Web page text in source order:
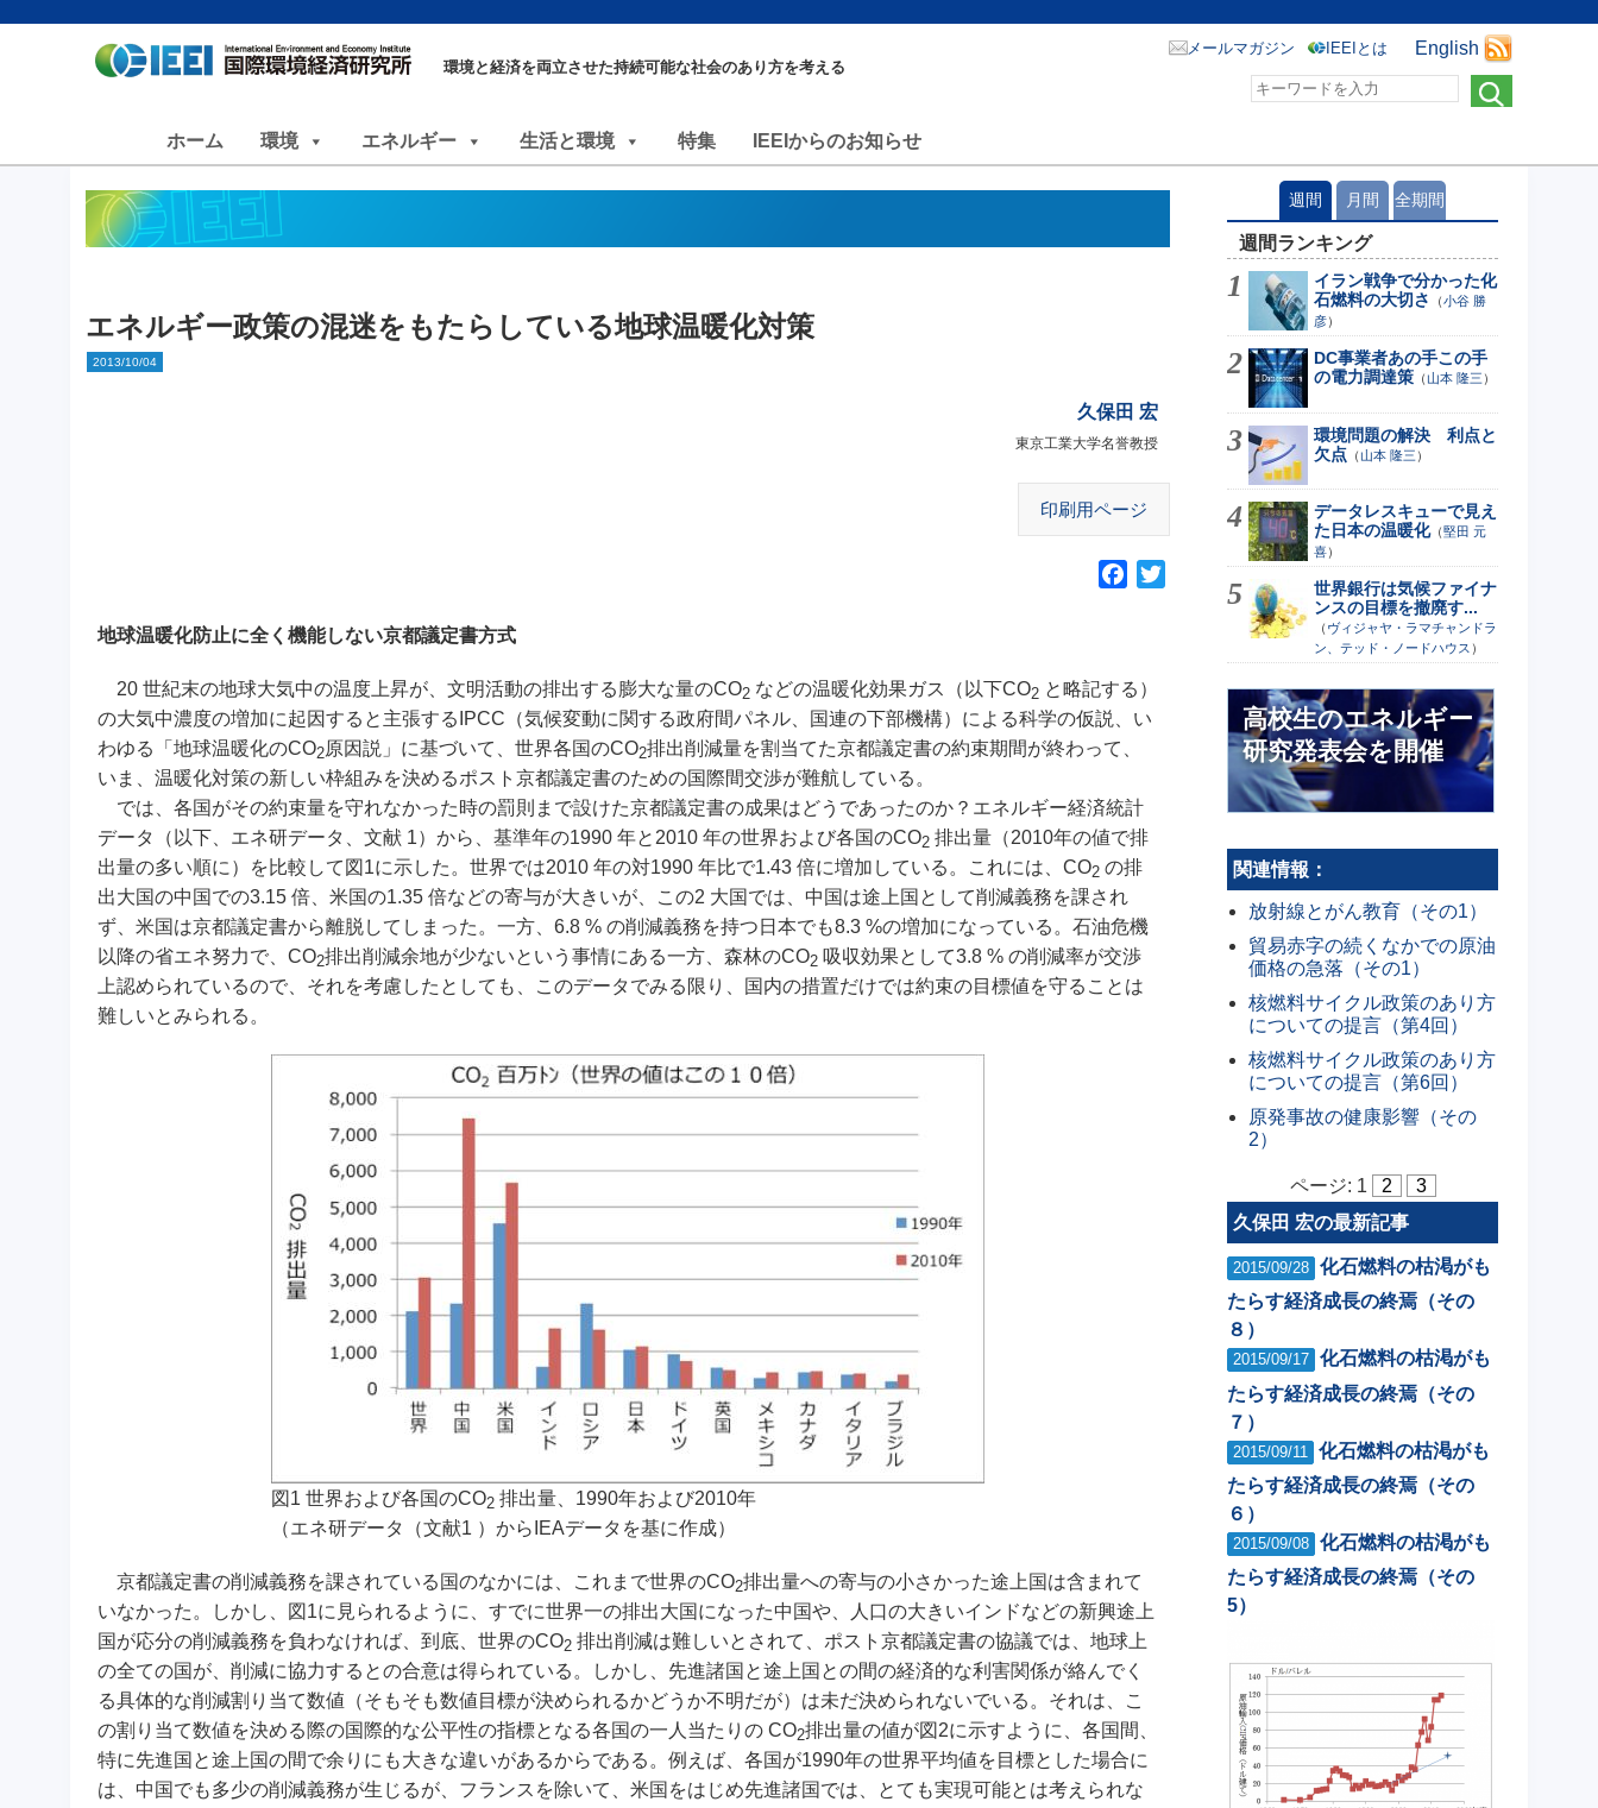
環境と経済を両立させた持続可能な社会のあり方を考える
English
メールマガジン IEEIとは
ホーム 環境 エネルギー 生活と環境 特集 IEEIからのお知らせ
エネルギー政策の混迷をもたらしている地球温暖化対策
2013/10/04
久保田 宏
東京工業大学名誉教授
印刷用ページ
b
o
地球温暖化防止に全く機能しない京都議定書方式
20 世紀末の地球大気中の温度上昇が、文明活動の排出する膨大な量のCO2 などの温暖化効果ガス（以下CO2 と略記する）
の大気中濃度の増加に起因すると主張するIPCC（気候変動に関する政府間パネル、国連の下部機構）による科学の仮説、い
わゆる「地球温暖化のCO2原因説」に基づいて、世界各国のCO2排出削減量を割当てた京都議定書の約束期間が終わって、
いま、温暖化対策の新しい枠組みを決めるポスト京都議定書のための国際間交渉が難航している。
では、各国がその約束量を守れなかった時の罰則まで設けた京都議定書の成果はどうであったのか？エネルギー経済統計
データ（以下、エネ研データ、文献 1）から、基準年の1990 年と2010 年の世界および各国のCO2 排出量（2010年の値で排
出量の多い順に）を比較して図1に示した。世界では2010 年の対1990 年比で1.43 倍に増加している。これには、CO2 の排
出大国の中国での3.15 倍、米国の1.35 倍などの寄与が大きいが、この2 大国では、中国は途上国として削減義務を課され
ず、米国は京都議定書から離脱してしまった。一方、6.8 % の削減義務を持つ日本でも8.3 %の増加になっている。石油危機
以降の省エネ努力で、CO2排出削減余地が少ないという事情にある一方、森林のCO2 吸収効果として3.8 % の削減率が交渉
上認められているので、それを考慮したとしても、このデータでみる限り、国内の措置だけでは約束の目標値を守ることは
難しいとみられる。
図1 世界および各国のCO2 排出量、1990年および2010年
（エネ研データ（文献1 ）からIEAデータを基に作成）
京都議定書の削減義務を課されている国のなかには、これまで世界のCO2排出量への寄与の小さかった途上国は含まれて
いなかった。しかし、図1に見られるように、すでに世界一の排出大国になった中国や、人口の大きいインドなどの新興途上
国が応分の削減義務を負わなければ、到底、世界のCO2 排出削減は難しいとされて、ポスト京都議定書の協議では、地球上
の全ての国が、削減に協力するとの合意は得られている。しかし、先進諸国と途上国との間の経済的な利害関係が絡んでく
る具体的な削減割り当て数値（そもそも数値目標が決められるかどうか不明だが）は未だ決められないでいる。それは、こ
の割り当て数値を決める際の国際的な公平性の指標となる各国の一人当たりの CO2排出量の値が図2に示すように、各国間、
特に先進国と途上国の間で余りにも大きな違いがあるからである。例えば、各国が1990年の世界平均値を目標とした場合に
は、中国でも多少の削減義務が生じるが、フランスを除いて、米国をはじめ先進諸国では、とても実現可能とは考えられな
週間 月間 全期間
週間ランキング
イラン戦争で分かった化
石燃料の大切さ
（小谷 勝
彦）
DC事業者あの手この手
の電力調達策 （山本 隆三 ）
環境問題の解決 利点と
欠点 （山本 隆三 ）
データレスキューで見え
た日本の温暖化（堅田 元
喜）
世界銀行は気候ファイナ
ンスの目標を撤廃す...
（ ヴィジャヤ・ラマチャンドラ
ン、テッド・ノードハウス ）
高校生のエネルギー
研究発表会を開催
関連情報：
放射線とがん教育（その1）
貿易赤字の続くなかでの原油
価格の急落（その1）
核燃料サイクル政策のあり方
についての提言（第4回）
核燃料サイクル政策のあり方
についての提言（第6回）
原発事故の健康影響（その
2）
ページ: 1 2
3
久保田 宏の最新記事
2015/09/28 化石燃料の枯渇がも
たらす経済成長の終焉（その
８）
2015/09/17 化石燃料の枯渇がも
たらす経済成長の終焉（その
７）
2015/09/11
化石燃料の枯渇がも
たらす経済成長の終焉（その
６）
2015/09/08 化石燃料の枯渇がも
たらす経済成長の終焉（その
5）